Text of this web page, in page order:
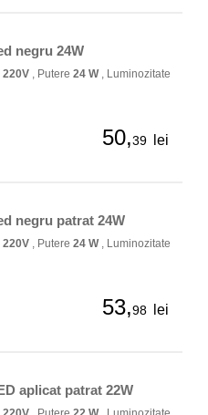
negru 24W
220V , Putere 24 W, Luminozitate
50,39 lei
negru patrat 24W
220V , Putere 24 W, Luminozitate
53,98 lei
aplicat patrat 22W